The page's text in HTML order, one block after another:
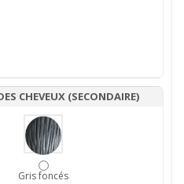
CHEVEUX (SECONDAIRE)
Gris foncés